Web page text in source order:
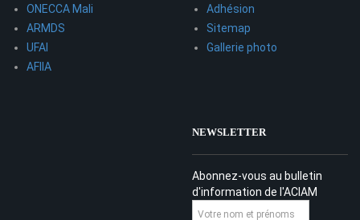
ONECCA Mali
ARMDS
UFAI
AFIIA
Adhésion
Sitemap
Gallerie photo
NEWSLETTER
Abonnez-vous au bulletin
d'information de l'ACIAM